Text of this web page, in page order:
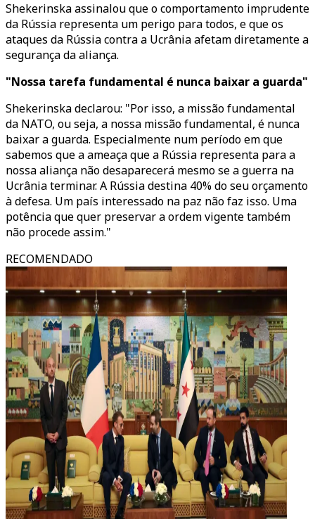
Shekerinska assinalou que o comportamento imprudente
da Rússia representa um perigo para todos, e que os
ataques da Rússia contra a Ucrânia afetam diretamente a
segurança da aliança.
"Nossa tarefa fundamental é nunca baixar a guarda"
Shekerinska declarou: "Por isso, a missão fundamental
da NATO, ou seja, a nossa missão fundamental, é nunca
baixar a guarda. Especialmente num período em que
sabemos que a ameaça que a Rússia representa para a
nossa aliança não desaparecerá mesmo se a guerra na
Ucrânia terminar. A Rússia destina 40% do seu orçamento
à defesa. Um país interessado na paz não faz isso. Uma
potência que quer preservar a ordem vigente também
não procede assim."
RECOMENDADO